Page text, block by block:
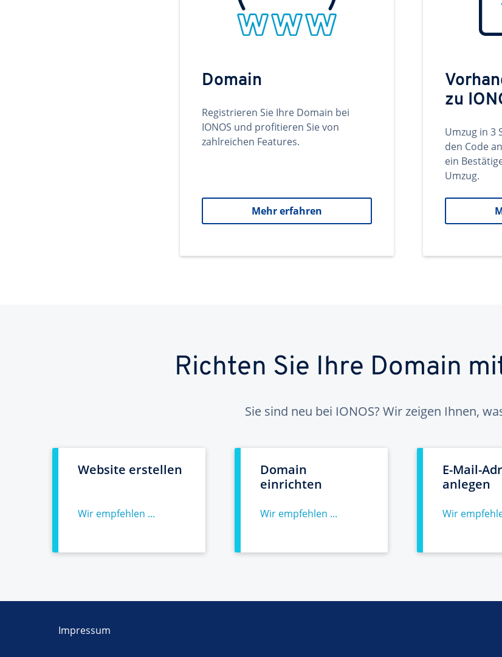
Domain
Registrieren Sie Ihre Domain bei
IONOS und profitieren Sie von
zahlreichen Features.
Mehr erfahren
zu
Umzug in 3
den Code
ein
Umzug.
Richten Sie Ihre Domain
Sie sind neu bei IONOS? Wir zeigen Ihnen,
Website erstellen
Wir empfehlen ...
Domain
einrichten
Wir empfehlen ...
E-Mail-
anlegen
Wir
Impressum